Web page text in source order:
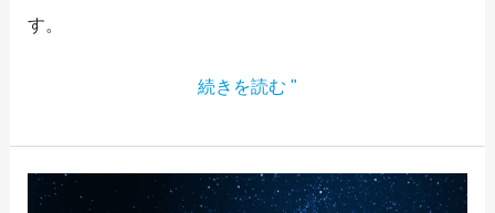
す。
ト
PT.1
続きを読む "
変